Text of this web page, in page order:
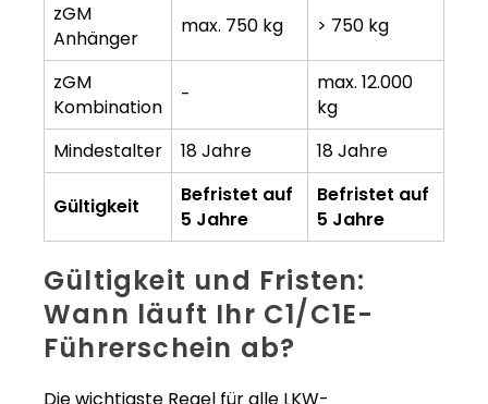
zGM
Anhänger
max. 750 kg > 750 kg
zGM
Kombination
-
max. 12.000
kg
Mindestalter
18 Jahre 18 Jahre
Gültigkeit
Befristet auf
5 Jahre
Befristet auf
5 Jahre
Gültigkeit und Fristen:
Wann läuft Ihr C1/C1E-
Führerschein ab?